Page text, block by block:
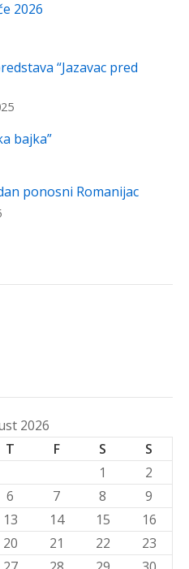
2026
“Jazavac pred
bajka”
ponosni Romanijac
2026
T F S
S
1
2
6 7 8
9
13 14 15
16
20 21 22
23